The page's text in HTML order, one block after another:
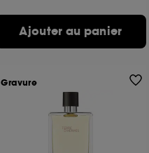
Ajouter au panier
Gravure